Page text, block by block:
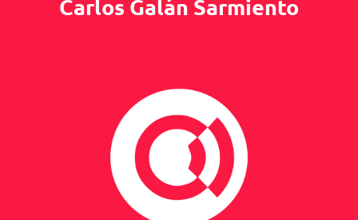
Carlos Galán Sarmiento